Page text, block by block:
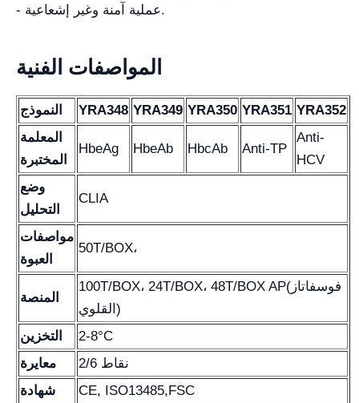
- عملية آمنة وغير إشعاعية.
المواصفات الفنية
النموذج YRA348 YRA349 YRA350 YRA351 YRA352
المعلمة
المختبرة
HbeAg HbeAb HbcAb Anti-TP
Anti-
HCV
وضع
التحليل
CLIA
مواصفات
العبوة
50T/BOX،
المنصة
100T/BOX، 24T/BOX، 48T/BOX AP(فوسفاتاز
القلوي)
التخزين
2-8°C
معايرة
2/6 نقاط
شهادة
CE, ISO13485,FSC